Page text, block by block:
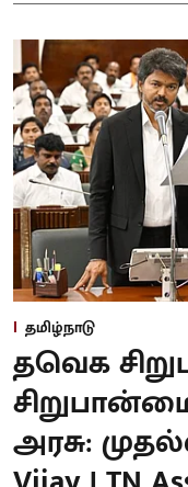
தமிழ்நாடு
தவெக
அரசு: